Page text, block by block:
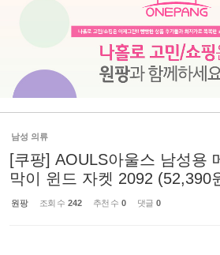
남성 의류
[쿠팡] AOULS아울스 남성용
막이 윈드 자켓 2092 (52,390
원팡 조회 수 242 추천 수 0 댓글 0